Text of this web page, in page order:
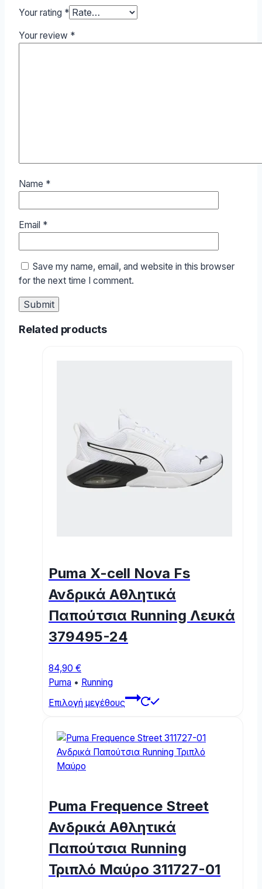
Your rating *
Your review *
Name *
Email *
Save my name, email, and website in this browser
for the next time I comment.
Related products
Puma X-cell Nova Fs
Ανδρικά Αθλητικά
Παπούτσια Running Λευκά
379495-24
84,90 €
Puma • Running
Επιλογή μεγέθους
This
multiple
variants.
be
chosen
on
the
product
page
Puma Frequence Street
Ανδρικά Αθλητικά
Παπούτσια Running
Τριπλό Μαύρο 311727-01